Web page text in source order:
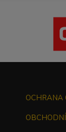
OCHRANA